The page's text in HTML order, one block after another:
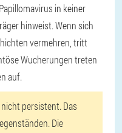
in keiner
hinweist. Wenn sich
vermehren, tritt
Wucherungen treten
auf.
persistent. Das
Die